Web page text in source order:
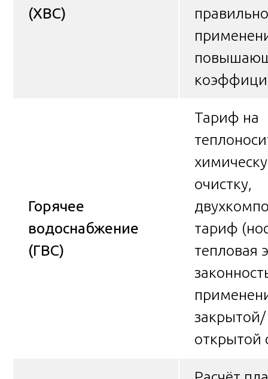
(ХВС)
Горячее
водоснабжение
(ГВС)
Тариф на
очистку,
тариф
тепловая
закрытой/
открытой